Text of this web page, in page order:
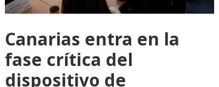
Canarias entra en la
fase crítica del
dispositivo de